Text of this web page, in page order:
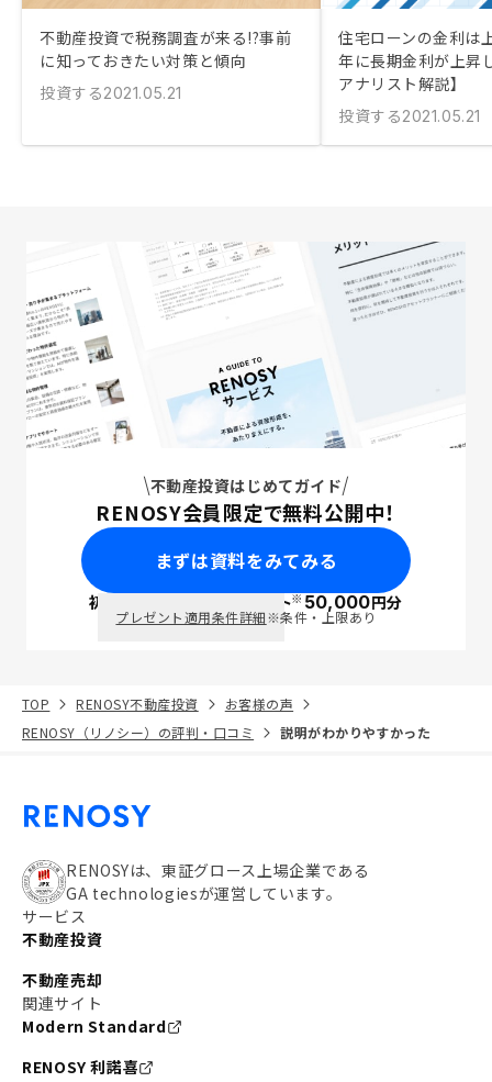
不動産投資で税務調査が来る!?事前
に知っておきたい対策と傾向
投資する2021.05.21
住宅ローンの金利は
年に長期金利が上昇
アナリスト解説】
投資する2021.05.21
不動産投資はじめてガイド
RENOSY会員限定で無料公開中！
まずは資料をみてみる
初回面談で ポイント※50,000円分
プレゼント適用条件詳細※条件・上限あり
TOP RENOSY不動産投資
お客様の声
RENOSY（リノシー）の評判・口コミ
説明がわかりやすかった
RENOSYは、東証グロース上場企業である
GA technologiesが運営しています。
サービス
不動産投資
不動産売却
関連サイト
Modern Standard
RENOSY 利諾喜